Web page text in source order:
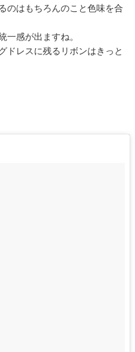
のはもちろんのこと色味を合
一感が出ますね。
ドレスに残るリボンはきっと